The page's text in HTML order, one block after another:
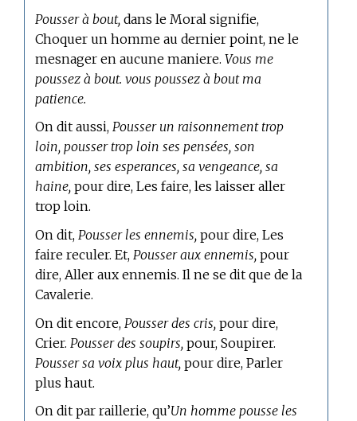
Pousser à bout, dans le Moral signifie,
Choquer un homme au dernier point, ne le
mesnager en aucune maniere.Vous me
poussez à bout. vous poussez à bout ma
patience.
On dit aussi,Pousser un raisonnement trop
loin, pousser trop loin ses pensées, son
ambition, ses esperances, sa vengeance, sa
haine, pour dire, Les faire, les laisser aller
trop loin.
On dit,Pousser les ennemis, pour dire, Les
faire reculer. Et,Pousser aux ennemis, pour
dire, Aller aux ennemis. Il ne se dit que de la
Cavalerie.
On dit encore, Pousser des cris, pour dire,
Crier. Pousser des soupirs, pour, Soupirer.
Pousser sa voix plus haut, pour dire, Parler
plus haut.
On dit par raillerie, qu’Un homme pousse les